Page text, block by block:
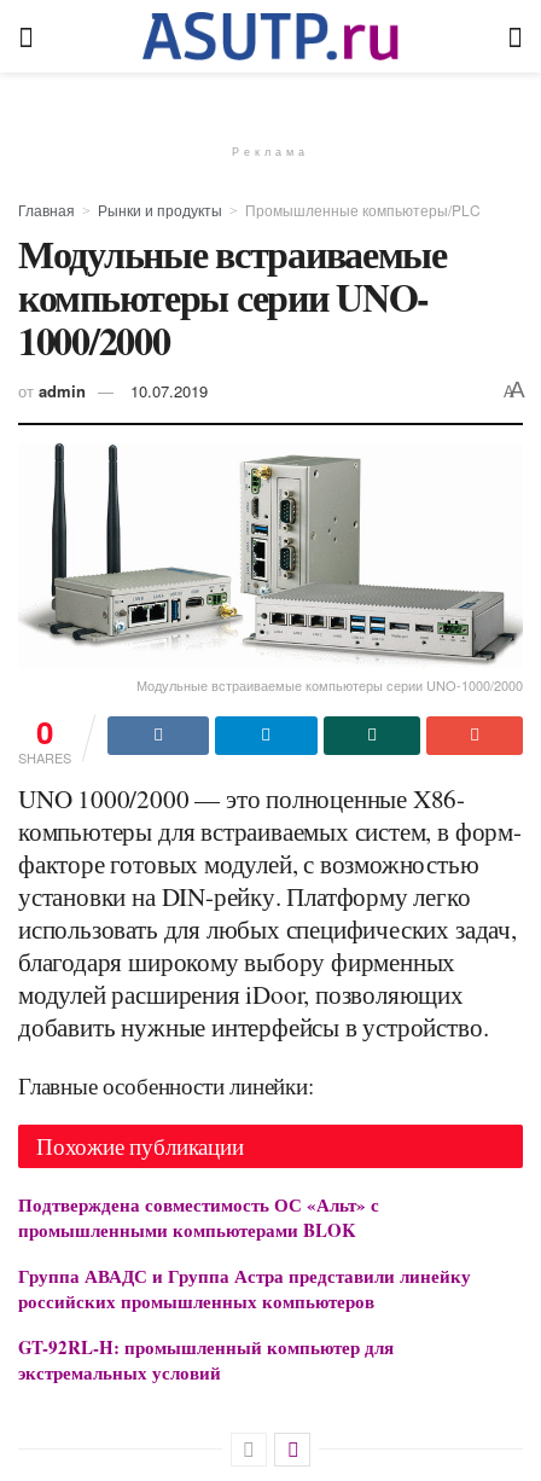
Реклама
Главная Рынки и продукты Промышленные компьютеры/PLC
Модульные встраиваемые
компьютеры серии UNO-
1000/2000
от admin 10.07.2019 AA
Модульные встраиваемые компьютеры серии UNO-1000/2000
0
SHARES
UNO 1000/2000 — это полноценные X86-
компьютеры для встраиваемых систем, в форм-
факторе готовых модулей, с возможностью
установки на DIN-рейку. Платформу легко
использовать для любых специфических задач,
благодаря широкому выбору фирменных
модулей расширения iDoor, позволяющих
добавить нужные интерфейсы в устройство.
Главные особенности линейки:
Похожие публикации
Подтверждена совместимость ОС «Альт» с
промышленными компьютерами BLOK
Группа АВАДС и Группа Астра представили линейку
российских промышленных компьютеров
GT-92RL-H: промышленный компьютер для
экстремальных условий